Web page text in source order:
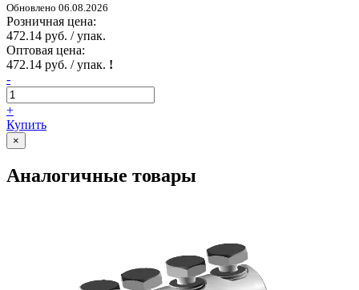
Обновлено 06.08.2026
Розничная цена:
472.14 руб. / упак.
Оптовая цена:
472.14 руб. / упак. !
-
+
Купить
×
Аналогичные товары